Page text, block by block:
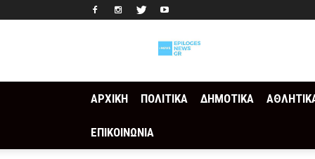
ΑΡΧΙΚΗ ΠΟΛΙΤΙΚΑ ΔΗΜΟΤΙΚΑ
ΕΠΙΚΟΙΝΩΝΙΑ